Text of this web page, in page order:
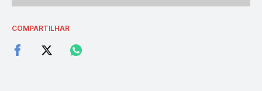
COMPARTILHAR